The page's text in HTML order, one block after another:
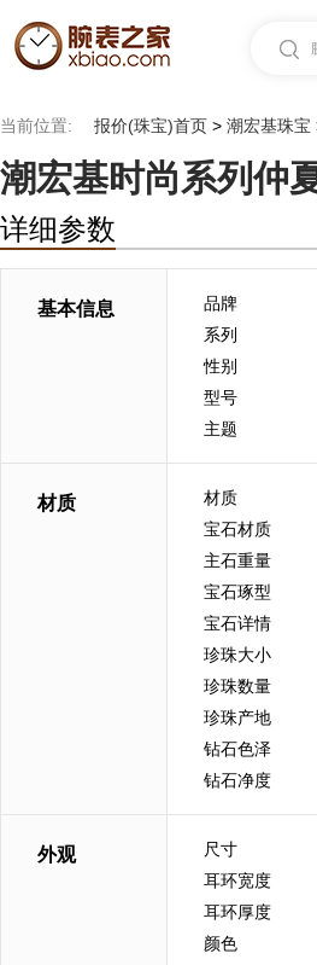
当前位置: 报价(珠宝)首页 > 潮宏基珠宝
潮宏基时尚系列仲
详细参数
基本信息 品牌
系列
性别
型号
主题
材质 材质
宝石材质
主石重量
宝石琢型
宝石详情
珍珠大小
珍珠数量
珍珠产地
钻石色泽
钻石净度
外观 尺寸
耳环宽度
耳环厚度
颜色